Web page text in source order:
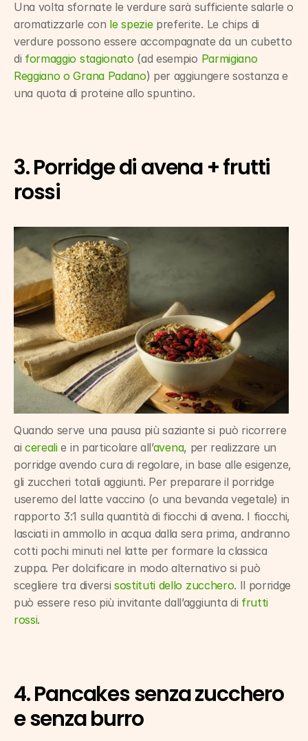
Una volta sfornate le verdure sarà sufficiente salarle o
aromatizzarle con le spezie preferite. Le chips di
verdure possono essere accompagnate da un cubetto
di formaggio stagionato (ad esempio Parmigiano
Reggiano o Grana Padano) per aggiungere sostanza e
una quota di proteine allo spuntino.
3. Porridge di avena + frutti
rossi
Quando serve una pausa più saziante si può ricorrere
ai cereali e in particolare all’avena, per realizzare un
porridge avendo cura di regolare, in base alle esigenze,
gli zuccheri totali aggiunti. Per preparare il porridge
useremo del latte vaccino (o una bevanda vegetale) in
rapporto 3:1 sulla quantità di fiocchi di avena. I fiocchi,
lasciati in ammollo in acqua dalla sera prima, andranno
cotti pochi minuti nel latte per formare la classica
zuppa. Per dolcificare in modo alternativo si può
scegliere tra diversi sostituti dello zucchero. Il porridge
può essere reso più invitante dall’aggiunta di frutti
rossi.
4. Pancakes senza zucchero
e senza burro